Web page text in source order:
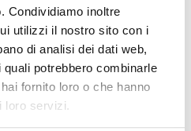
Condividiamo inoltre
utilizzi il nostro sito con i
di analisi dei dati web,
potrebbero combinarle
fornito loro o che hanno
loro servizi.
€ 0,22
€ 0,22
€ 0,20